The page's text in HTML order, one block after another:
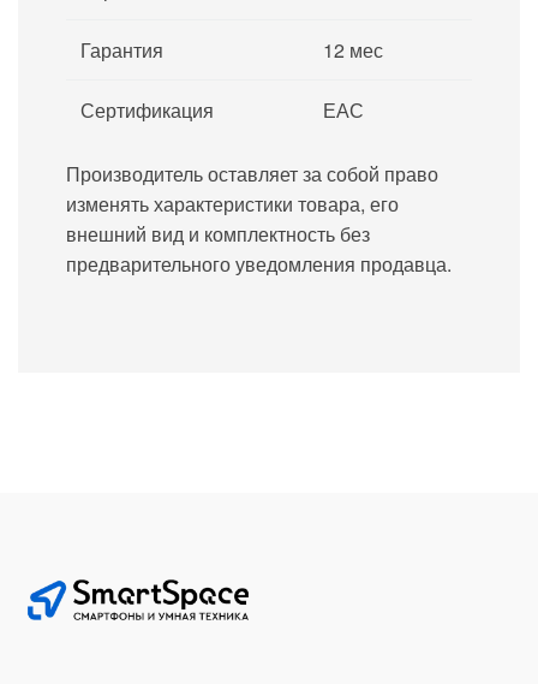
Гарантия 12 мес
Сертификация ЕАС
Производитель оставляет за собой право
изменять характеристики товара, его
внешний вид и комплектность без
предварительного уведомления продавца.